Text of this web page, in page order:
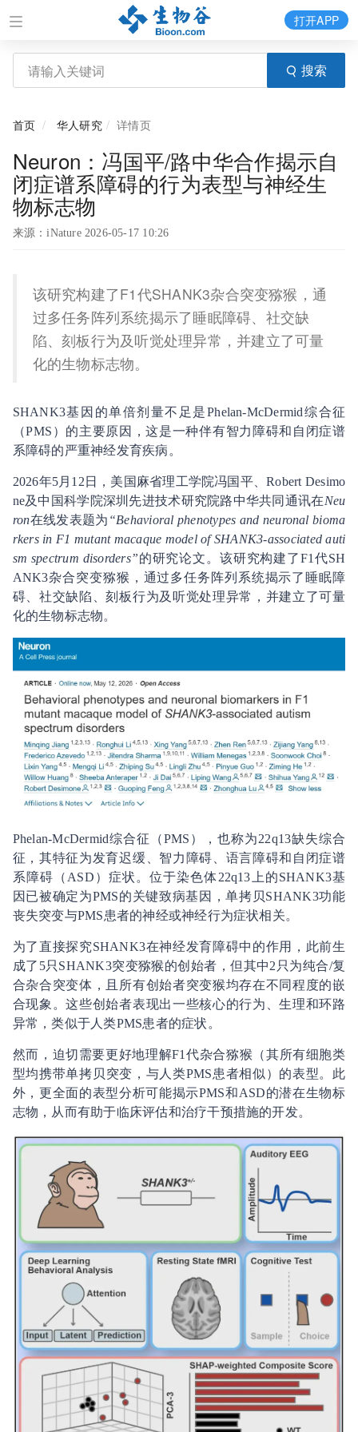
搜索
打开APP
首页 华人研究 详情页
Neuron：冯国平/路中华合作揭示自
闭症谱系障碍的行为表型与神经生
物标志物
来源：iNature 2026-05-17 10:26
该研究构建了F1代SHANK3杂合突变猕猴，通
过多任务阵列系统揭示了睡眠障碍、社交缺
陷、刻板行为及听觉处理异常，并建立了可量
化的生物标志物。
SHANK3基因的单倍剂量不足是Phelan-McDermid综合征
（PMS）的主要原因，这是一种伴有智力障碍和自闭症谱
系障碍的严重神经发育疾病。
2026年5月12日，美国麻省理工学院冯国平、Robert Desimo
ne及中国科学院深圳先进技术研究院路中华共同通讯在Neu
ron在线发表题为 “Behavioral phenotypes and neuronal bioma
rkers in F1 mutant macaque model of SHANK3-associated auti
sm spectrum disorders”的研究论文。该研究构建了F1代SH
ANK3杂合突变猕猴，通过多任务阵列系统揭示了睡眠障
碍、社交缺陷、刻板行为及听觉处理异常，并建立了可量
化的生物标志物。
Phelan-McDermid综合征（PMS），也称为22q13缺失综合
征，其特征为发育迟缓、智力障碍、语言障碍和自闭症谱
系障碍（ASD）症状。位于染色体22q13上的SHANK3基
因已被确定为PMS的关键致病基因，单拷贝SHANK3功能
丧失突变与PMS患者的神经或神经行为症状相关。
为了直接探究SHANK3在神经发育障碍中的作用，此前生
成了5只SHANK3突变猕猴的创始者，但其中2只为纯合/复
合杂合突变体，且所有创始者突变猴均存在不同程度的嵌
合现象。这些创始者表现出一些核心的行为、生理和环路
异常，类似于人类PMS患者的症状。
然而，迫切需要更好地理解F1代杂合猕猴（其所有细胞类
型均携带单拷贝突变，与人类PMS患者相似）的表型。此
外，更全面的表型分析可能揭示PMS和ASD的潜在生物标
志物，从而有助于临床评估和治疗干预措施的开发。